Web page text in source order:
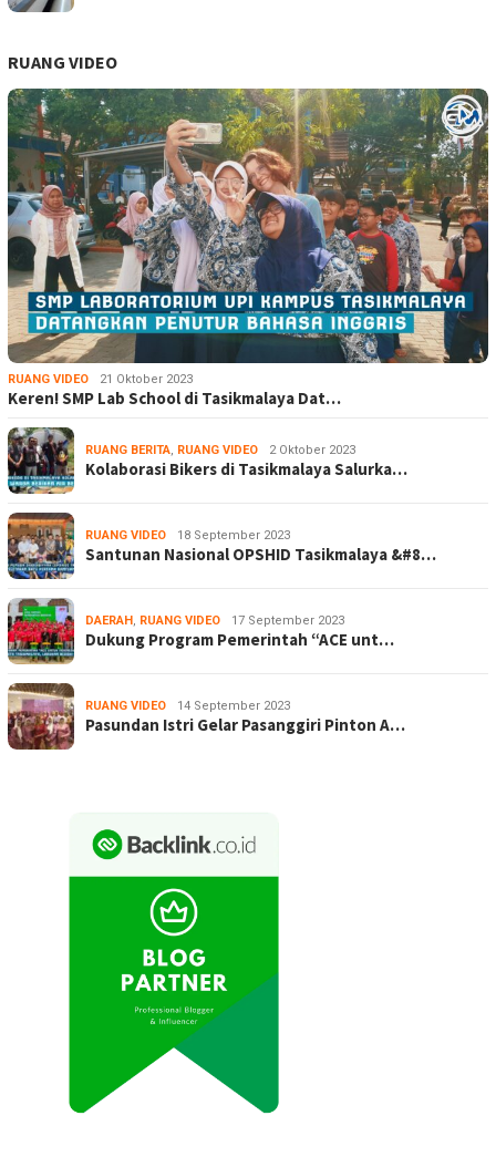
RUANG VIDEO
RUANG VIDEO 21 Oktober 2023
Keren! SMP Lab School di Tasikmalaya Dat…
RUANG BERITA, RUANG VIDEO 2 Oktober 2023
Kolaborasi Bikers di Tasikmalaya Salurka…
RUANG VIDEO 18 September 2023
Santunan Nasional OPSHID Tasikmalaya &#8…
DAERAH , RUANG VIDEO 17 September 2023
Dukung Program Pemerintah “ACE unt…
RUANG VIDEO 14 September 2023
Pasundan Istri Gelar Pasanggiri Pinton A…